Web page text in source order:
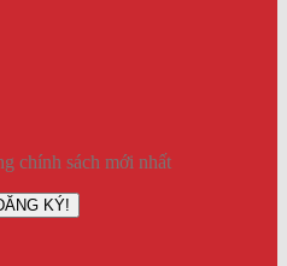
chính sách mới nhất
KÝ!